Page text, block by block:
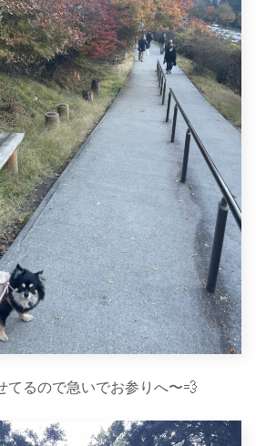
るので急いでお参りへ〜💨